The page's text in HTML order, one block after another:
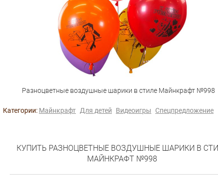
Разноцветные воздушные шарики в стиле Майнкрафт №998
Категории: Майнкрафт Для детей Видеоигры Спецпредложение
КУПИТЬ РАЗНОЦВЕТНЫЕ ВОЗДУШНЫЕ ШАРИКИ В
МАЙНКРАФТ №998